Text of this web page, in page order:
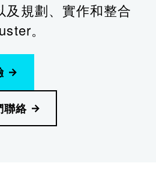
規劃、實作和整合
。
聯絡